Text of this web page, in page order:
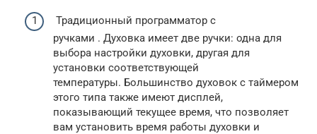
Традиционный программатор с
ручками . Духовка имеет две ручки: одна для
выбора настройки духовки, другая для
установки соответствующей
температуры. Большинство духовок с таймером
этого типа также имеют дисплей,
показывающий текущее время, что позволяет
вам установить время работы духовки и